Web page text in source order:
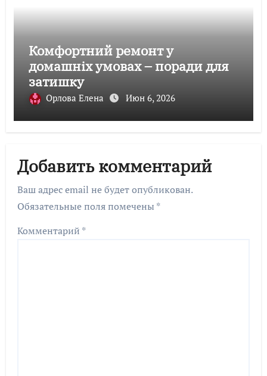
Комфортний ремонт у
домашніх умовах – поради для
затишку
Орлова Елена Июн 6, 2026
Добавить комментарий
Ваш адрес email не будет опубликован.
Обязательные поля помечены *
Комментарий *